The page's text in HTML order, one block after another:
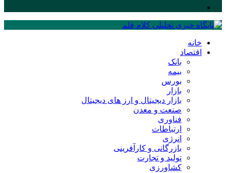
خانه
اقتصاد
بانک
بیمه
بورس
بازار
بازار دیجیتال و ارز های دیجیتال
صنعت و معدن
فناوری
ارتباطات
انرژی
بازرگانی و کارآفرینی
تولید و تجارت
کشاورزی